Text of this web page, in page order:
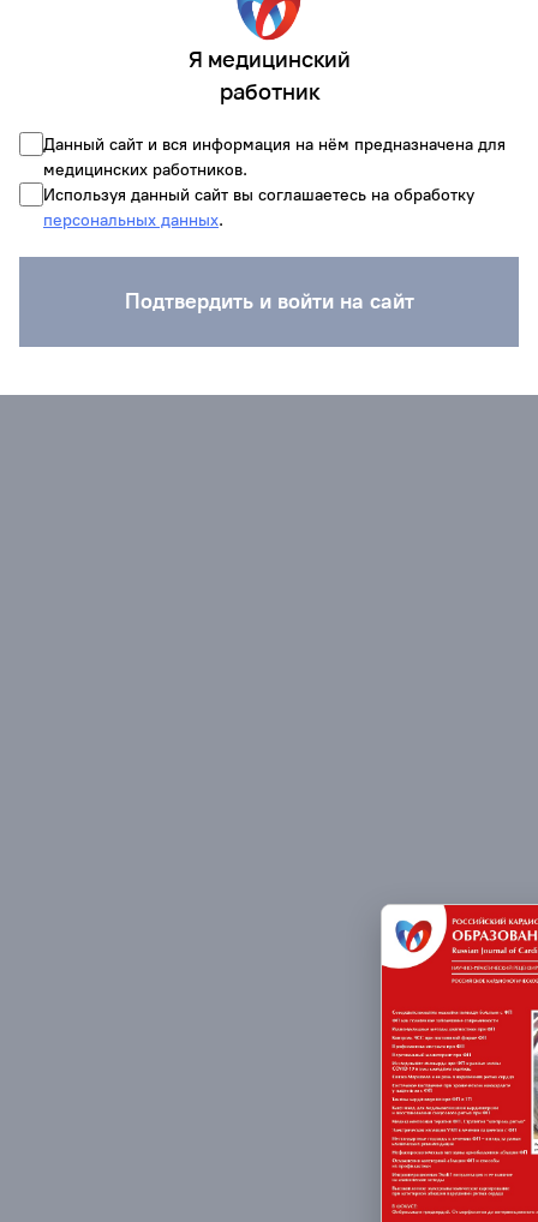
Я медицинский
работник
Данный сайт и вся информация на нём предназначена для
медицинских работников.
Используя данный сайт вы соглашаетесь на обработку
персональных данных.
Подтвердить и войти на сайт